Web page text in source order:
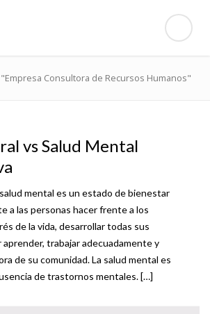
Consultora de Recursos Humanos"
vs Salud Mental
mental es un estado de bienestar
a las personas hacer frente a los
de la vida, desarrollar todas sus
aprender, trabajar adecuadamente y
de su comunidad. La salud mental es
de trastornos mentales. […]